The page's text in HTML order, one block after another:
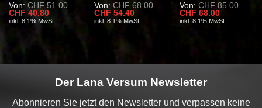
Von:CHF51.00
Ursprünglicher
Preis
CHF 40.80Aktueller
Preis
inkl. 8.1% MwSt
Von:CHF68.00
Ursprünglicher
Preis
CHF 54.40Aktueller
Preis
inkl. 8.1% MwSt
Von:CHF85.00
Ursprünglicher
Preis
CHF 68.00Aktueller
Preis
inkl. 8.1% MwSt
Der Lana Versum Newsletter
Abonnieren Sie jetzt den Newsletter und verpassen keine